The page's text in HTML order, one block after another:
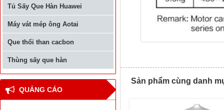
Tủ Sấy Que Hàn Huawei
Máy vát mép ông Aotai
Que thổi than cacbon
Thùng sấy que hàn
QUẢNG CÁO
Sản phẩm cùng danh